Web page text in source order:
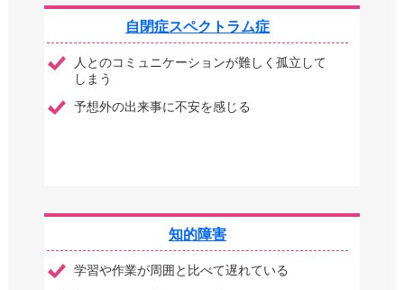
自閉症スペクトラム症
人とのコミュニケーションが難しく孤立して
しまう
予想外の出来事に不安を感じる
知的障害
学習や作業が周囲と比べて遅れている